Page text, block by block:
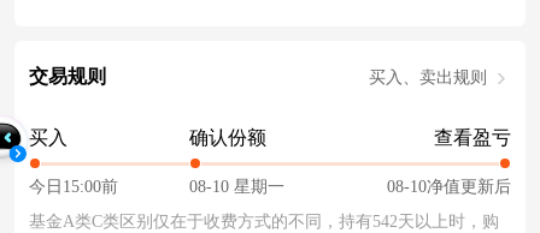
交易规则 买入、卖出规则
买入
今日15:00前
确认份额
08-10 星期一
查看盈亏
08-10净值更新后
基金A类C类区别仅在于收费方式的不同，持有542天以上时，购